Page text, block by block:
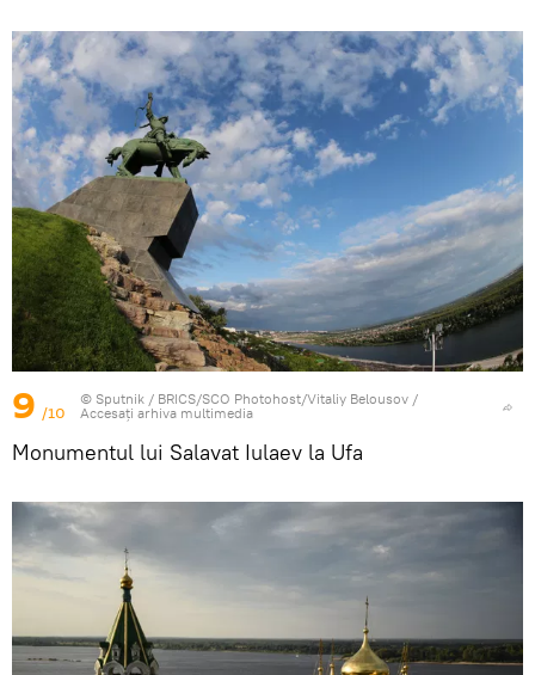
9 /10
© Sputnik / BRICS/SCO Photohost/Vitaliy Belousov /
Accesați arhiva multimedia
Monumentul lui Salavat Iulaev la Ufa